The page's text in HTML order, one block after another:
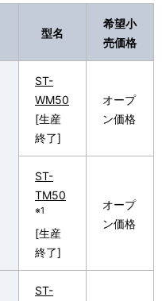
型名
希望小
売価格
ST-
WM50
[生産
終了]
オープ
ン価格
ST-
TM50
※1
[生産
終了]
オープ
ン価格
ST-